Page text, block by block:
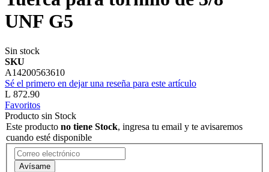
UNF G5
Sin stock
SKU
A14200563610
Sé el primero en dejar una reseña para este artículo
L 872.90
Favoritos
Producto sin Stock
Este producto no tiene Stock, ingresa tu email y te avisaremos
cuando esté disponible
Avísame